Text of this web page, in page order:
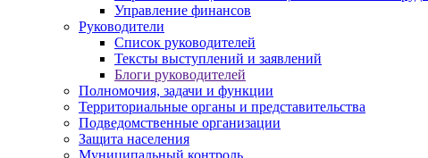
Управление финансов
Руководители
Список руководителей
Тексты выступлений и заявлений
Блоги руководителей
Полномочия, задачи и функции
Территориальные органы и представительства
Подведомственные организации
Защита населения
Муниципальный контроль